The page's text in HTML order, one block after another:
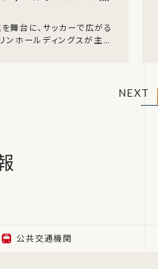
を舞台に、サッカーで広がる
ンホールディングスが主催
NEXT
公共交通機関